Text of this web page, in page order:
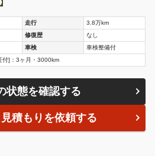
走行
3.8万km
修復歴
なし
車検
車検整備付
付]：3ヶ月・3000km
状態を確認する
積もりを依頼する